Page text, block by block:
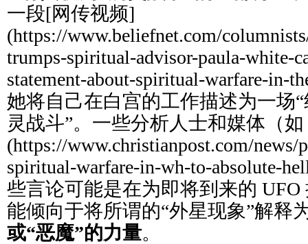
一段[网传视频]
(https://www.beliefnet.com/
trumps-spiritual-advisor-paula-white-
statement-about-spiritual-warfare-in-
她将自己在白宫的工作描述为一场
灵战斗”。一些分析人士和媒体（如
(https://www.christianpost.com/news/
spiritual-warfare-in-wh-to-absolute-
些言论可能是在为即将到来的
能倾向于将所谓的“外星现象”解释
或“恶魔”的力量。